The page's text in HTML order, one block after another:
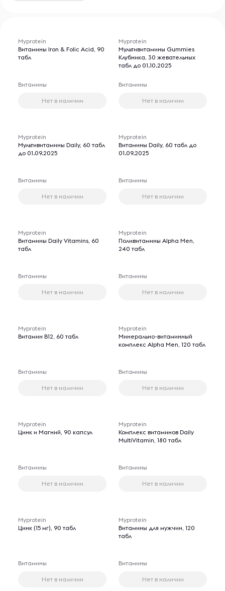
Myprotein
Витамины Iron & Folic Acid, 90
табл
Витамины
Нет в наличии
Myprotein
Мультивитамины Gummies
Клубника, 30 жевательных
табл до 01.10.2025
Витамины
Нет в наличии
Myprotein
Мультивитамины Daily, 60 табл
до 01.09.2025
Витамины
Нет в наличии
Myprotein
Витамины Daily, 60 табл до
01.09.2025
Витамины
Нет в наличии
Myprotein
Витамины Daily Vitamins, 60
табл
Витамины
Нет в наличии
Myprotein
Поливитамины Alpha Men,
240 табл
Витамины
Нет в наличии
Myprotein
Витамин B12, 60 табл
Витамины
Нет в наличии
Myprotein
Минерально-витаминный
комплекс Alpha Men, 120 табл
Витамины
Нет в наличии
Myprotein
Цинк и Магний, 90 капсул
Витамины
Нет в наличии
Myprotein
Комплекс витаминов Daily
MultiVitamin, 180 табл
Витамины
Нет в наличии
Myprotein
Цинк (15 мг), 90 табл
Витамины
Нет в наличии
Myprotein
Витамины для мужчин, 120
табл
Витамины
Нет в наличии